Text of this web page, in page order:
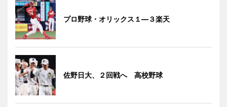
プロ野球・オリックス１―３楽天
佐野日大、２回戦へ 高校野球